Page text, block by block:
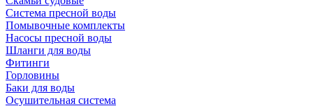
Система пресной воды
Помывочные комплекты
Насосы пресной воды
Шланги для воды
Фитинги
Горловины
Баки для воды
Осушительная система